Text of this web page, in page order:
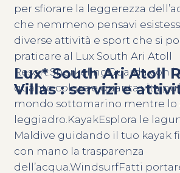
Lux* South Ari Atoll
Villas : servizi e
per sfiorare la leggerezza
che nemmeno pensavi
diverse attività e sport che si
praticare al Lux South Ari Atoll
Resort:SnorkelingGuarda con
quanto colore e quanta vita
mondo sottomarino mentre lo
leggiadro.KayakEsplora le
Maldive guidando il tuo kayak
con mano la trasparenza
dell’acqua.WindsurfFatti